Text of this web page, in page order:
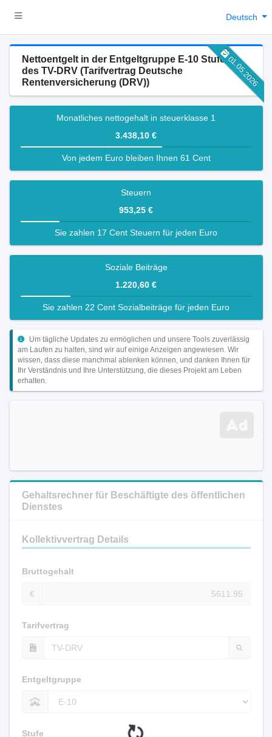
Deutsch
01.05.2026
Nettoentgelt in der Entgeltgruppe E-10 Stufe 5
des TV-DRV (Tarifvertrag Deutsche
Rentenversicherung (DRV))
Monatliches nettogehalt in steuerklasse 1
3.438,10 €
Von jedem Euro bleiben Ihnen 61 Cent
Steuern
953,25 €
Sie zahlen 17 Cent Steuern für jeden Euro
Soziale Beiträge
1.220,60 €
Sie zahlen 22 Cent Sozialbeiträge für jeden Euro
Um tägliche Updates zu ermöglichen und unsere Tools zuverlässig
am Laufen zu halten, sind wir auf einige Anzeigen angewiesen. Wir
wissen, dass diese manchmal ablenken können, und danken Ihnen für
Ihr Verständnis und Ihre Unterstützung, die dieses Projekt am Leben
erhalten.
Gehaltsrechner für Beschäftigte des öffentlichen
Dienstes
Kollektivvertrag Details
Bruttogehalt
€
Tarifvertrag
Entgeltgruppe
Stufe